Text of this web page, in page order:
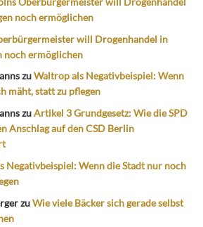
noch ermöglichen
will Drogenhandel in
noch ermöglichen
zuWaltrop als Negativbeispiel: Wenn
mäht, statt zu pflegen
zuArtikel 3 Grundgesetz: Wie die SPD
Anschlag auf den CSD Berlin
Negativbeispiel: Wenn die Stadt nur noch
zuWie viele Bäcker sich gerade selbst